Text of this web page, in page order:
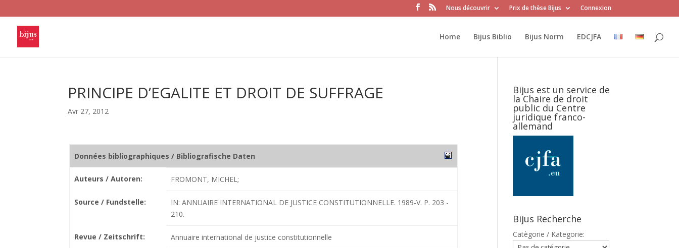
Nous découvrir Prix de thèse Bijus Connexion
Home Bijus Biblio Bijus Norm EDCJFA
PRINCIPE D’EGALITE ET DROIT DE SUFFRAGE
Avr 27, 2012
Données bibliographiques / Bibliografische Daten
Auteurs / Autoren: FROMONT, MICHEL;
Source / Fundstelle:
IN: ANNUAIRE INTERNATIONAL DE JUSTICE CONSTITUTIONNELLE. 1989-V. P. 203 -
210.
Revue / Zeitschrift: Annuaire international de justice constitutionnelle
Bijus est un service de
la Chaire de droit
public du Centre
juridique franco-
allemand
Bijus Recherche
Catègorie / Kategorie: